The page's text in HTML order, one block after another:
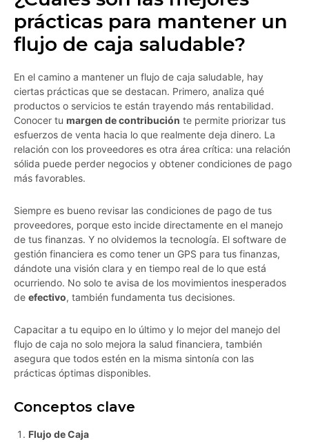
prácticas para mantener un
flujo de caja saludable?
En el camino a mantener un flujo de caja saludable, hay
ciertas prácticas que se destacan. Primero, analiza qué
productos o servicios te están trayendo más rentabilidad.
Conocer tu margen de contribución te permite priorizar tus
esfuerzos de venta hacia lo que realmente deja dinero. La
relación con los proveedores es otra área crítica: una relación
sólida puede perder negocios y obtener condiciones de pago
más favorables.
Siempre es bueno revisar las condiciones de pago de tus
proveedores, porque esto incide directamente en el manejo
de tus finanzas. Y no olvidemos la tecnología. El software de
gestión financiera es como tener un GPS para tus finanzas,
dándote una visión clara y en tiempo real de lo que está
ocurriendo. No solo te avisa de los movimientos inesperados
de efectivo, también fundamenta tus decisiones.
Capacitar a tu equipo en lo último y lo mejor del manejo del
flujo de caja no solo mejora la salud financiera, también
asegura que todos estén en la misma sintonía con las
prácticas óptimas disponibles.
Conceptos clave
Flujo de Caja